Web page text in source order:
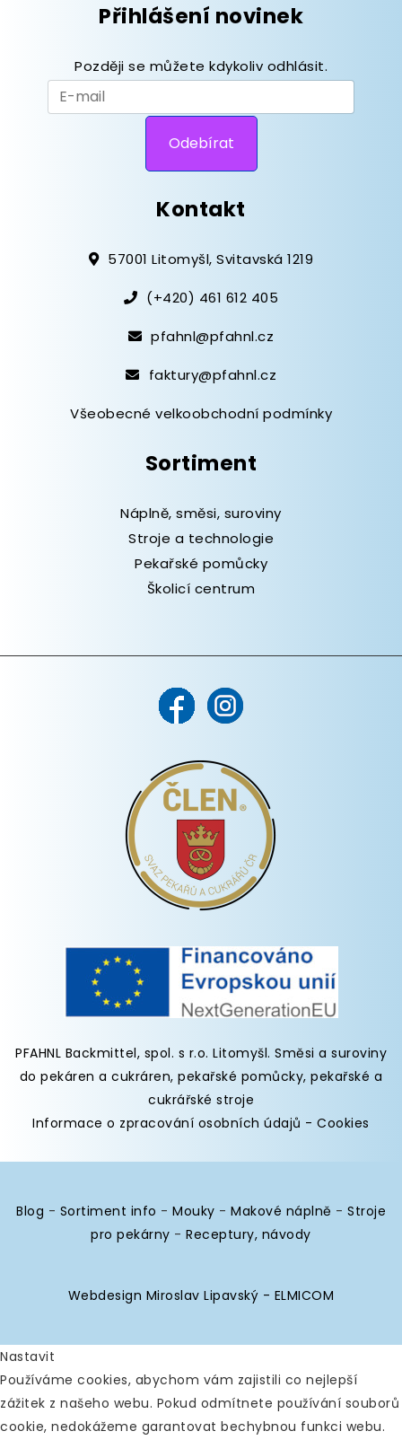
Přihlášení novinek
Později se můžete kdykoliv odhlásit.
Kontakt
57001 Litomyšl, Svitavská 1219
(+420) 461 612 405
pfahnl@pfahnl.cz
faktury@pfahnl.cz
Všeobecné velkoobchodní podmínky
Sortiment
Náplně, směsi, suroviny
Stroje a technologie
Pekařské pomůcky
Školicí centrum
PFAHNL Backmittel, spol. s r.o. Litomyšl. Směsi a suroviny
do pekáren a cukráren,pekařské pomůcky,pekařské a
cukrářské stroje
Informace o zpracování osobních údajů -Cookies
Blog - Sortiment info - Mouky - Makové náplně - Stroje
pro pekárny -Receptury, návody
Webdesign Miroslav Lipavský - ELMICOM
Nastavit
Používáme cookies, abychom vám zajistili co nejlepší
zážitek z našeho webu. Pokud odmítnete používání souborů
cookie, nedokážeme garantovat bechybnou funkci webu.